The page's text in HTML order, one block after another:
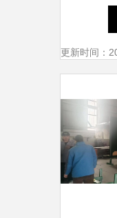
更新时间：